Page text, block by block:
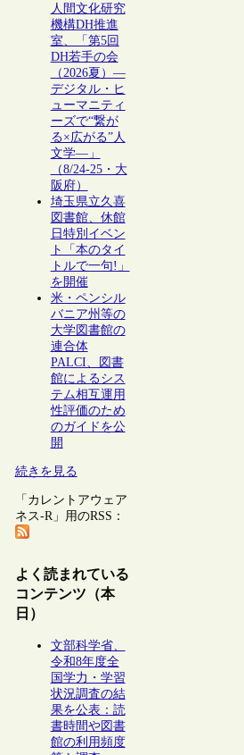
人間文化研究
機構DH推進
室、「第5回
DH若手の会
（2026夏）―
デジタル・ヒ
ューマニティ
ーズで“繋が
る×広がる”人
文学―」
（8/24-25・大
阪府）
埼玉県立久喜
図書館、休館
日特別イベン
ト「本のタイ
トルで一句!」
を開催
米・ペンシル
バニア州等の
大学図書館の
連合体
PALCI、図書
館によるシス
テム相互運用
性評価のため
のガイドを公
開
続きを見る
「カレントアウェア
ネス-R」用のRSS：
よく読まれている
コンテンツ（本
日）
文部科学省、
令和8年度全
国学力・学習
状況調査の結
果を公表：読
書時間や図書
館の利用頻度